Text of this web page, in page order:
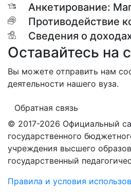
Анкетирование:
Противодействие
Сведения о
Оставайтесь на
Вы можете отправить нам
деятельности нашего вуза.
Обратная связь
© 2017-2026 Официальный
государственного
учреждения высшего
государственный
Правила и условия